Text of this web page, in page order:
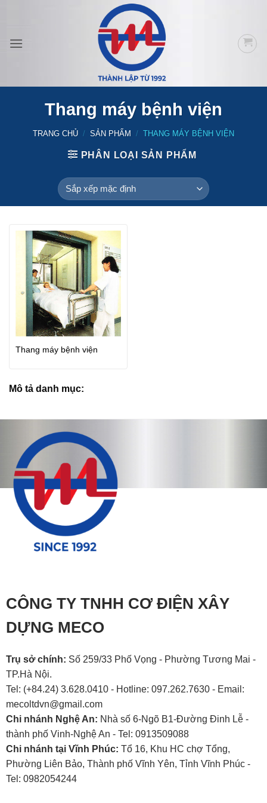
Thang máy bệnh viện
TRANG CHỦ / SẢN PHẨM / THANG MÁY BỆNH VIỆN
PHÂN LOẠI SẢN PHẨM
Thang máy bệnh viện
Mô tả danh mục:
CÔNG TY TNHH CƠ ĐIỆN XÂY
DỰNG MECO
Trụ sở chính: Số 259/33 Phố Vọng - Phường Tương Mai -
TP.Hà Nội.
Tel: (+84.24) 3.628.0410 - Hotline: 097.262.7630 - Email:
mecoltdvn@gmail.com
Chi nhánh Nghệ An: Nhà số 6-Ngõ B1-Đường Đinh Lễ -
thành phố Vinh-Nghệ An - Tel: 0913509088
Chi nhánh tại Vĩnh Phúc: Tổ 16, Khu HC chợ Tổng,
Phường Liên Bảo, Thành phố Vĩnh Yên, Tỉnh Vĩnh Phúc -
Tel: 0982054244